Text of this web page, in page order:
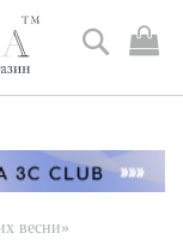
Пошук
весни»